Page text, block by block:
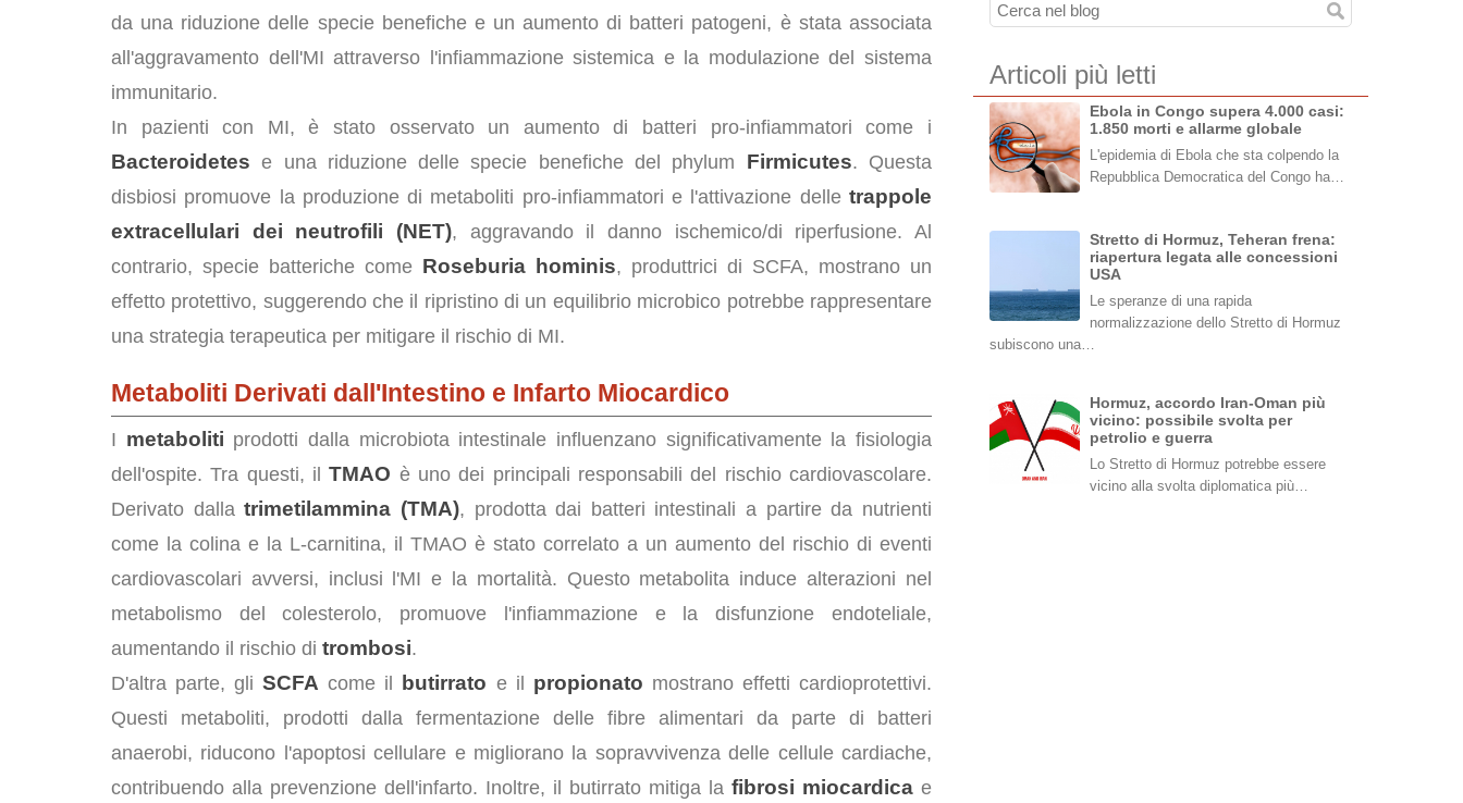
da una riduzione delle specie benefiche e un aumento di batteri patogeni, è stata associata
all'aggravamento dell'MI attraverso l'infiammazione sistemica e la modulazione del sistema
immunitario.
In pazienti con MI, è stato osservato un aumento di batteri pro-infiammatori come i
Bacteroidetes e una riduzione delle specie benefiche del phylum Firmicutes. Questa
disbiosi promuove la produzione di metaboliti pro-infiammatori e l'attivazione delle trappole
extracellulari dei neutrofili (NET), aggravando il danno ischemico/di riperfusione. Al
contrario, specie batteriche come Roseburia hominis, produttrici di SCFA, mostrano un
effetto protettivo, suggerendo che il ripristino di un equilibrio microbico potrebbe rappresentare
una strategia terapeutica per mitigare il rischio di MI.
Metaboliti Derivati dall'Intestino e Infarto Miocardico
I metaboliti prodotti dalla microbiota intestinale influenzano significativamente la fisiologia
dell'ospite. Tra questi, ilTMAO è uno dei principali responsabili del rischio cardiovascolare.
Derivato dallatrimetilammina (TMA), prodotta dai batteri intestinali a partire da nutrienti
come la colina e la L-carnitina, il TMAO è stato correlato a un aumento del rischio di eventi
cardiovascolari avversi, inclusi l'MI e la mortalità. Questo metabolita induce alterazioni nel
metabolismo del colesterolo, promuove l'infiammazione e la disfunzione endoteliale,
aumentando il rischio di trombosi.
D'altra parte, gliSCFA come il butirrato e il propionato mostrano effetti cardioprotettivi.
Questi metaboliti, prodotti dalla fermentazione delle fibre alimentari da parte di batteri
anaerobi, riducono l'apoptosi cellulare e migliorano la sopravvivenza delle cellule cardiache,
contribuendo alla prevenzione dell'infarto. Inoltre, il butirrato mitiga la fibrosi miocardicae
Articoli più letti
Ebola in Congo supera 4.000 casi:
1.850 morti e allarme globale
L'epidemia di Ebola che sta colpendo la
Repubblica Democratica del Congo ha…
Stretto di Hormuz, Teheran frena:
riapertura legata alle concessioni
USA
Le speranze di una rapida
normalizzazione dello Stretto di Hormuz
subiscono una…
Hormuz, accordo Iran-Oman più
vicino: possibile svolta per
petrolio e guerra
Lo Stretto di Hormuz potrebbe essere
vicino alla svolta diplomatica più…